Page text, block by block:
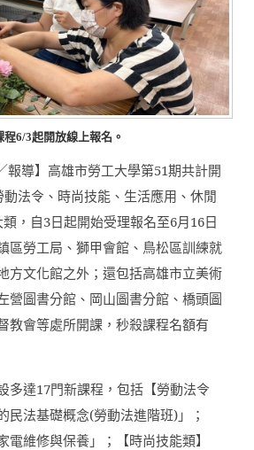
6/3起開放線上報名。
報導】高雄市勞工大學第51期共計開
法令、時尚技能、生活應用、休閒
類，自3日起開始受理報名至6月16日
區勞工局、獅甲會館、鳥松區訓練就
方文化館之外；還包括高雄市立美術
營圖書分館、岡山圖書分館、橋頭圖
教會等處所開課，秒殺課程名額有
多達17門新課程，包括【勞動法令
民法基礎概念(勞動法進階班) 」；
電維修與保養」；【時尚技能類】